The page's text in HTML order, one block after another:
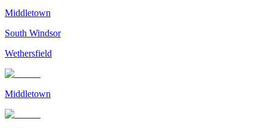
Middletown
South Windsor
Wethersfield
Middletown